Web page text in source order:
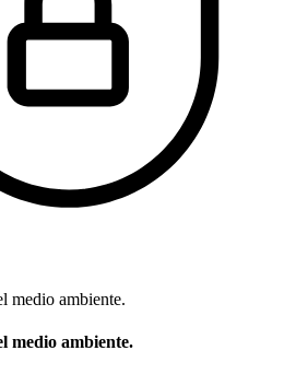
medio ambiente.